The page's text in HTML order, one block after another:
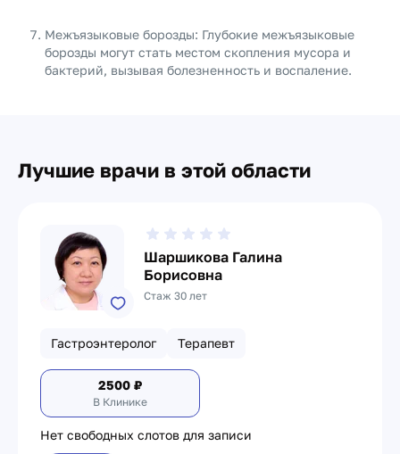
Межъязыковые борозды: Глубокие межъязыковые
борозды могут стать местом скопления мусора и
бактерий, вызывая болезненность и воспаление.
Лучшие врачи в этой области
Шаршикова Галина
Борисовна
Стаж 30 лет
Гастроэнтеролог Терапевт
2500 ₽
В Клинике
Нет свободных слотов для записи